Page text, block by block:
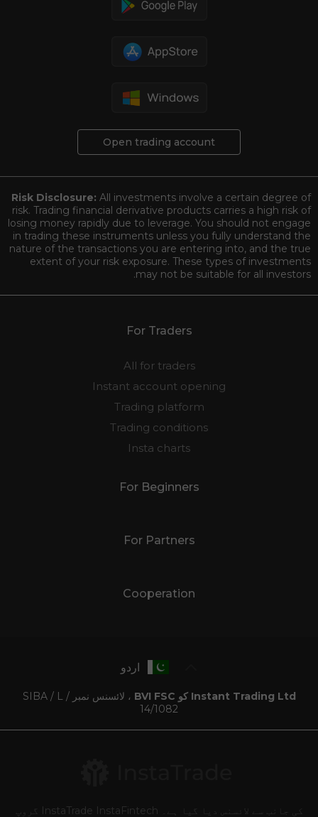
Open trading account
Risk Disclosure: All investments involve a certain degree of
risk. Trading financial derivative products carries a high risk of
losing money rapidly due to leverage. You should not engage
in trading these instruments unless you fully understand the
nature of the transactions you are entering into, and the true
extent of your risk exposure. These types of investments
may not be suitable for all investors.
For Traders
All for traders
Instant account opening
Trading platform
Trading conditions
Insta charts
For Beginners
For Partners
Cooperation
اردو
Instant Trading Ltd کو BVI FSC
، لائسنس نمبر SIBA / L /
14/1082
کی جانب سے لائسنس دیا گیا ہے۔ InstaTrade InstaFintech گروپ